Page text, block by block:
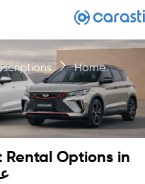
Home
Options in